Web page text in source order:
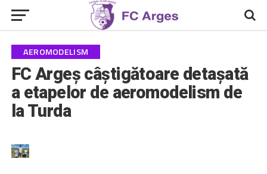
AEROMODELISM
FC Argeș câștigătoare detașată
a etapelor de aeromodelism de
la Turda